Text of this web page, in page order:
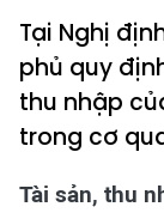
Tại Nghị
phủ quy
thu nhập
trong cơ
Tài sản, thu